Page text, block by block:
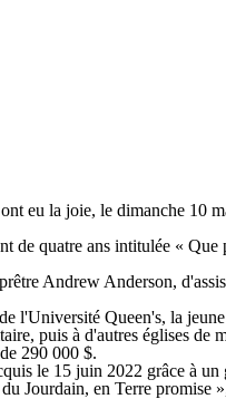
eu la joie, le dimanche 10
de quatre ans intitulée «
Andrew Anderson,
Queen's, la jeune
puis à d'autres églises de
290 000 $.
le 15 juin 2022 grâce à
Jourdain, en Terre promise